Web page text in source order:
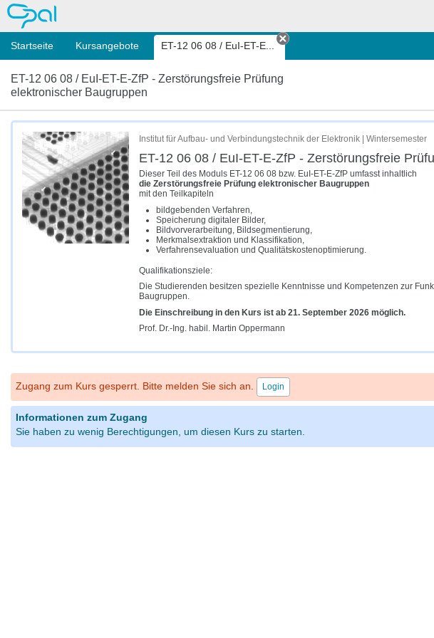
OPAL
Startseite Kursangebote ET-12 06 08 / EuI-ET-E...
Tab schließen
ET-12 06 08 / EuI-ET-E-ZfP - Zerstörungsfreie Prüfung
elektronischer Baugruppen
Institut für Aufbau- und Verbindungstechnik der Elektronik | Wintersemester
ET-12 06 08 / EuI-ET-E-ZfP - Zerstörungsfreie
Dieser Teil des Moduls ET-12 06 08 bzw. EuI-ET-E-ZfP umfasst inhaltlich
die Zerstörungsfreie Prüfung elektronischer Baugruppen
mit den Teilkapiteln
bildgebenden Verfahren,
Speicherung digitaler Bilder,
Bildvorverarbeitung, Bildsegmentierung,
Merkmalsextraktion und Klassifikation,
Verfahrensevaluation und Qualitätskostenoptimierung.
Qualifikationsziele:
Die Studierenden besitzen spezielle Kenntnisse und Kompetenzen zur
Baugruppen.
Die Einschreibung in den Kurs ist ab 21. September 2026 möglich.
Prof. Dr.-Ing. habil. Martin Oppermann
Zugang zum Kurs gesperrt. Bitte melden Sie sich an. Login
Informationen zum Zugang
Sie haben zu wenig Berechtigungen, um diesen Kurs zu starten.